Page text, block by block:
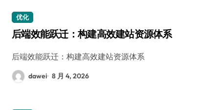
优化
后端效能跃迁：构建高效建站资源体系
后端效能跃迁：构建高效建站资源体系
dawei 8 月 4, 2026